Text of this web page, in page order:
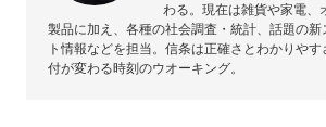
わる。現在は雑貨や家電、
製品に加え、各種の社会調査・統計、話題の新
ト情報などを担当。信条は正確さとわかりや
付が変わる時刻のウオーキング。